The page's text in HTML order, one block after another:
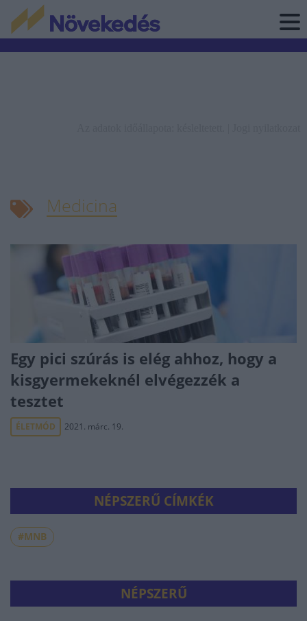
Medicina
Egy pici szúrás is elég ahhoz, hogy a
kisgyermekeknél elvégezzék a
tesztet
ÉLETMÓD 2021. márc. 19.
NÉPSZERŰ CÍMKÉK
#MNB
NÉPSZERŰ